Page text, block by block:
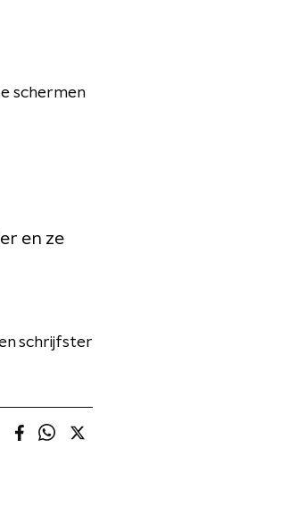
schermen
en ze
schrijfster